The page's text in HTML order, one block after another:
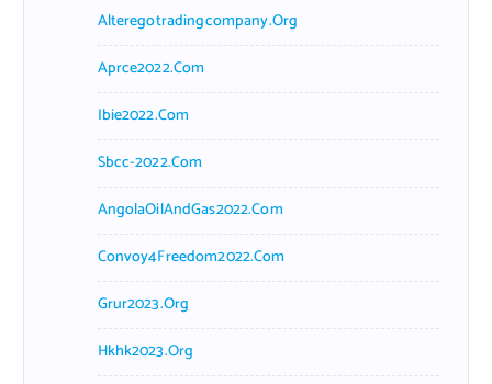
Alteregotradingcompany.org
Aprce2022.com
Ibie2022.com
Sbcc-2022.com
AngolaOilAndGas2022.com
Convoy4Freedom2022.com
Grur2023.org
Hkhk2023.org